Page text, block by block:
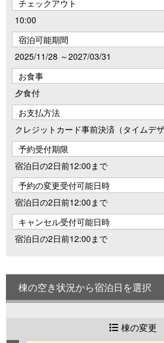
チェックアウト
10:00
宿泊可能期間
2025/11/28 ～2027/03/31
お食事
夕食付
お支払方法
クレジットカード事前決済（タイムデ
予約受付期限
宿泊日の2日前12:00まで
予約の変更受付可能日時
宿泊日の2日前12:00まで
キャンセル受付可能日時
宿泊日の2日前12:00まで
棟の空き状況から宿泊日を選択
棟の変更